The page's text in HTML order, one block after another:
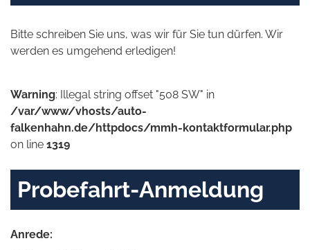
Bitte schreiben Sie uns, was wir für Sie tun dürfen. Wir
werden es umgehend erledigen!
Warning: Illegal string offset "508 SW" in
/var/www/vhosts/auto-
falkenhahn.de/httpdocs/mmh-kontaktformular.php
on line 1319
Probefahrt-Anmeldung
Anrede: